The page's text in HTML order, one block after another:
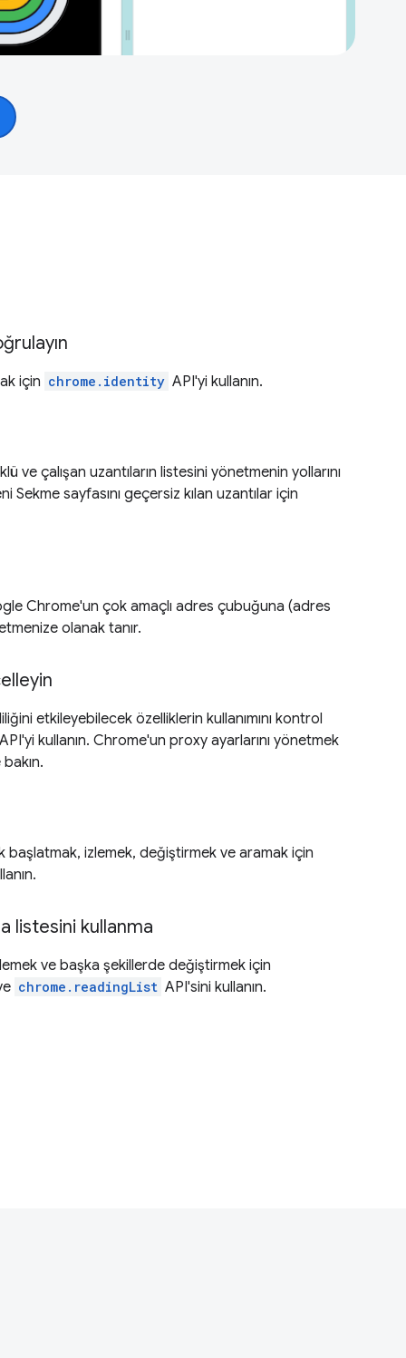
için chrome.identity API'yi kullanın.
ve çalışan uzantıların listesini yönetmenin yollarını
Sekme sayfasını geçersiz kılan uzantılar için
Chrome'un çok amaçlı adres çubuğuna (adres
olanak tanır.
etkileyebilecek özelliklerin kullanımını kontrol
kullanın. Chrome'un proxy ayarlarını yönetmek
izlemek, değiştirmek ve aramak için
listesini kullanma
ve başka şekillerde değiştirmek için
chrome.readingList API'sini kullanın.